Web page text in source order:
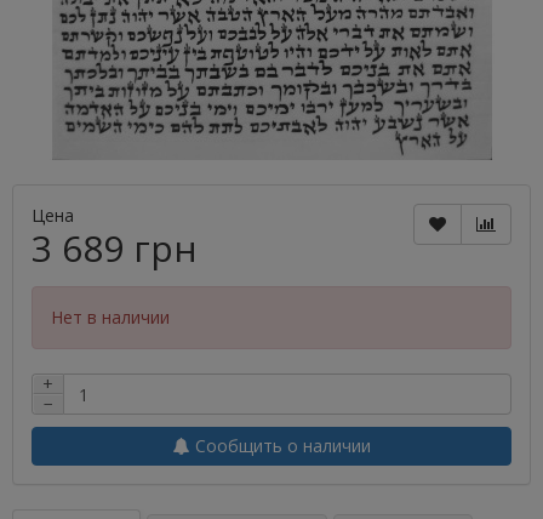
Цена
3 689 грн
Нет в наличии
+
−
Сообщить о наличии